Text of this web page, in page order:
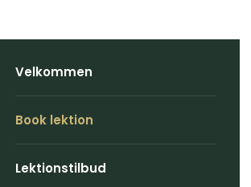
Velkommen
Book lektion
Lektionstilbud